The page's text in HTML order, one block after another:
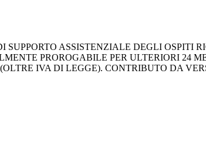
ASSISTENZIALE DEGLI OSPITI
PROROGABILE PER ULTERIORI 24
IVA DI LEGGE). CONTRIBUTO DA